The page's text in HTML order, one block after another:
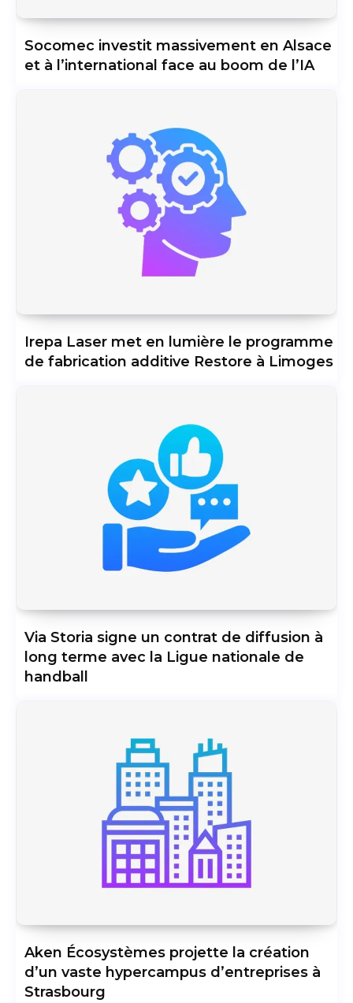
Socomec investit massivement en Alsace
et à l’international face au boom de l’IA
Irepa Laser met en lumière le programme
de fabrication additive Restore à Limoges
Via Storia signe un contrat de diffusion à
long terme avec la Ligue nationale de
handball
Aken Écosystèmes projette la création
d’un vaste hypercampus d’entreprises à
Strasbourg